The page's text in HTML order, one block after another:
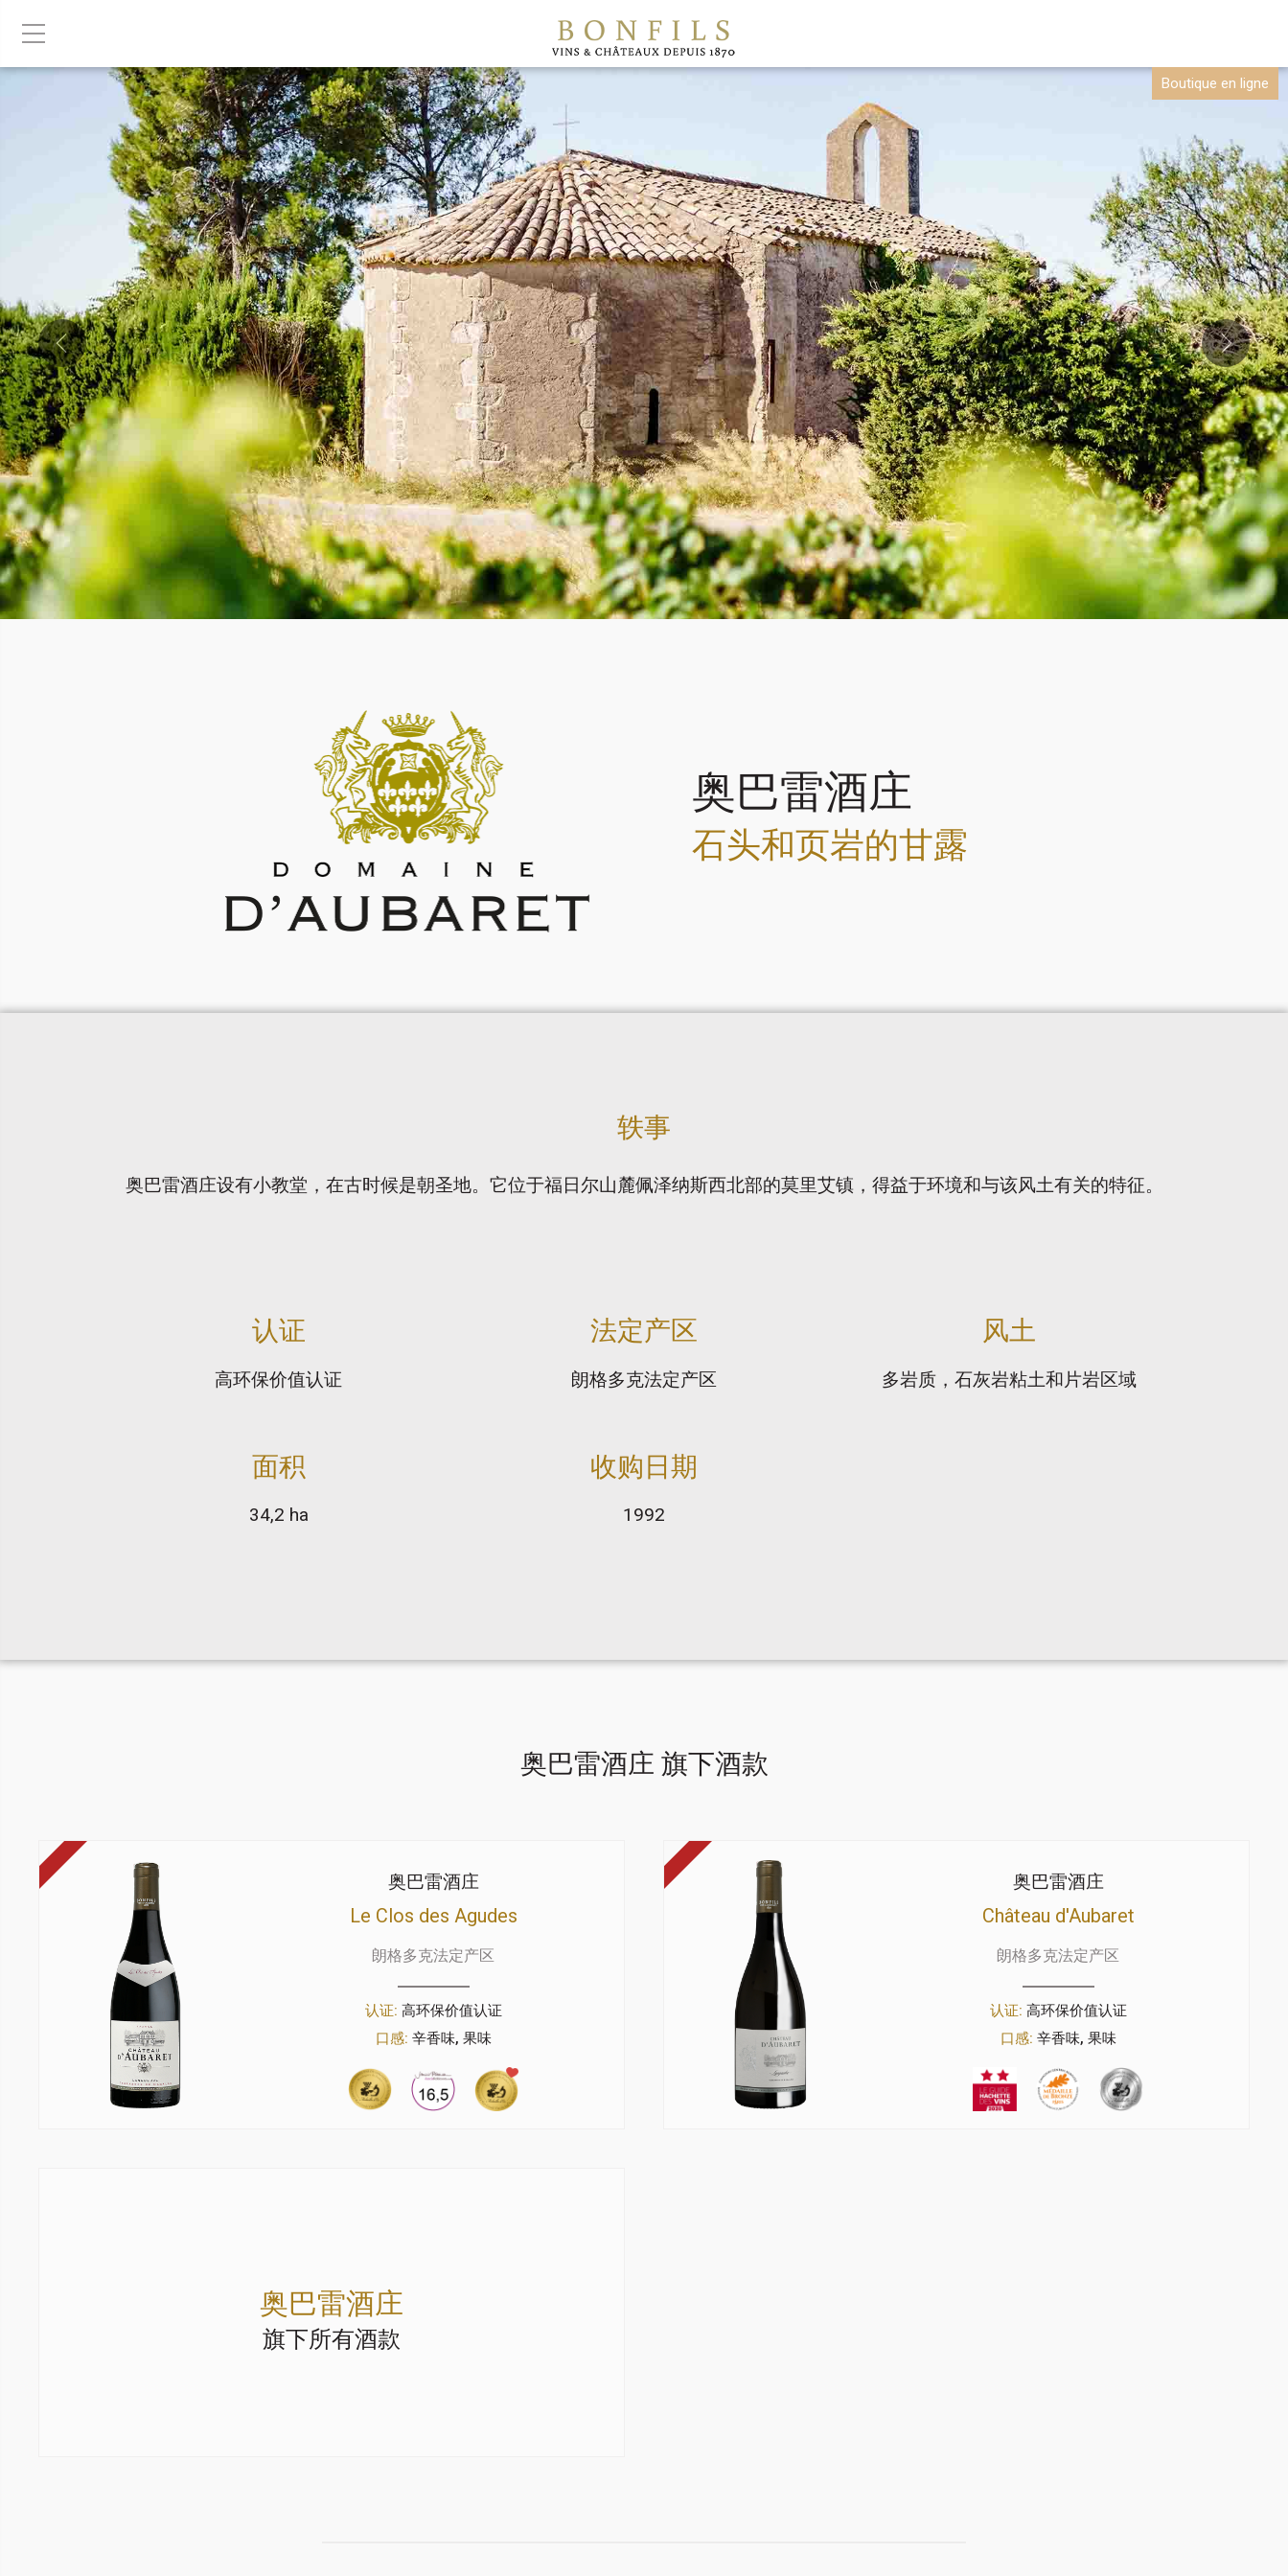
Boutique en ligne
奥巴雷酒庄
石头和页岩的甘露
轶事
奥巴雷酒庄设有小教堂，在古时候是朝圣地。它位于福日尔山麓佩泽纳斯西北部的莫里艾镇，得益于环境和与该风土有关的特征。
认证
高环保价值认证
法定产区
朗格多克法定产区
风土
多岩质，石灰岩粘土和片岩区域
面积
34,2 ha
收购日期
1992
奥巴雷酒庄 旗下酒款
奥巴雷酒庄
Le Clos des Agudes
朗格多克法定产区
认证: 高环保价值认证
口感: 辛香味, 果味
奥巴雷酒庄
Château d'Aubaret
朗格多克法定产区
认证: 高环保价值认证
口感: 辛香味, 果味
奥巴雷酒庄
旗下所有酒款